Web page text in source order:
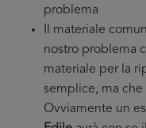
problema
Il materiale
nostro problema
materiale per la
semplice, ma che
Ovviamente un